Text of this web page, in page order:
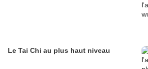
Le Tai Chi au plus haut niveau